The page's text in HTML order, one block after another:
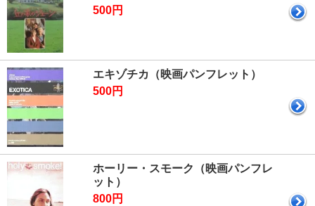
500円
エキゾチカ（映画パンフレット）
500円
ホーリー・スモーク（映画パンフレ
ット）
800円